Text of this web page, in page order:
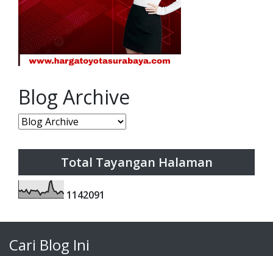
Blog Archive
Total Tayangan Halaman
1142091
Cari Blog Ini